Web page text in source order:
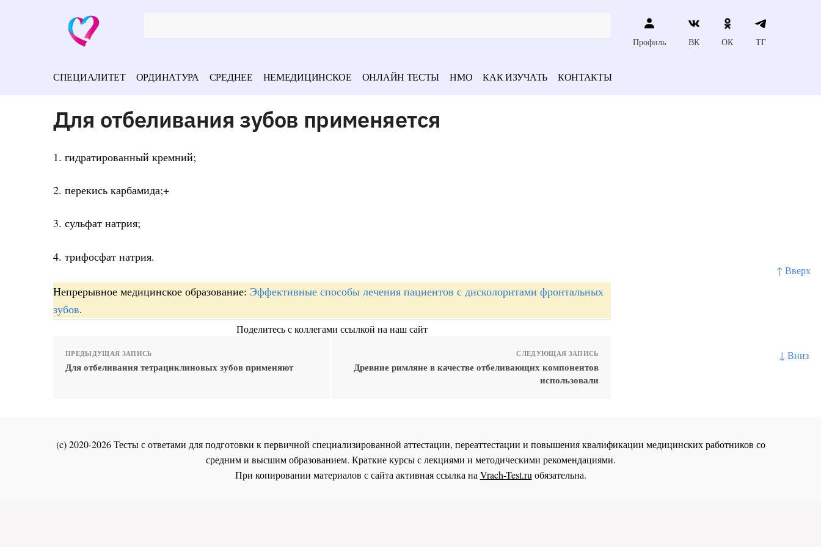
↑ Вверх
↓ Вниз
Профиль ВК ОК ТГ
СПЕЦИАЛИТЕТ ОРДИНАТУРА СРЕДНЕЕ НЕМЕДИЦИНСКОЕ ОНЛАЙН ТЕСТЫ НМО КАК ИЗУЧАТЬ КОНТАКТЫ
Для отбеливания зубов применяется
1. гидратированный кремний;
2. перекись карбамида;+
3. сульфат натрия;
4. трифосфат натрия.
Непрерывное медицинское образование: Эффективные способы лечения пациентов с дисколоритами фронтальных
зубов.
Поделитесь с коллегами ссылкой на наш сайт
ПРЕДЫДУЩАЯ ЗАПИСЬ
Для отбеливания тетрациклиновых зубов применяют
СЛЕДУЮЩАЯ ЗАПИСЬ
Древние римляне в качестве отбеливающих компонентов
использовали
(c) 2020-2026 Тесты с ответами для подготовки к первичной специализированной аттестации, переаттестации и повышения квалификации медицинских работников со
средним и высшим образованием. Краткие курсы с лекциями и методическими рекомендациями.
При копировании материалов с сайта активная ссылка наVrach-Test.ruобязательна.